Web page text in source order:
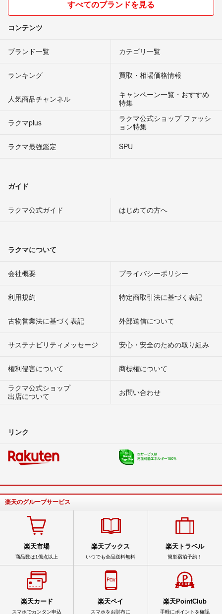
すべてのブランドを見る
コンテンツ
ブランド一覧 カテゴリ一覧
ランキング 買取・相場価格情報
人気商品チャンネル
キャンペーン一覧・おすすめ
特集
ラクマplus
ラクマ公式ショップ ファッシ
ョン特集
ラクマ最強鑑定
SPU
ガイド
ラクマ公式ガイド はじめての方へ
ラクマについて
会社概要 プライバシーポリシー
利用規約 特定商取引法に基づく表記
古物営業法に基づく表記 外部送信について
サステナビリティメッセージ 安心・安全のための取り組み
権利侵害について
商標権について
ラクマ公式ショップ
出店について
お問い合わせ
リンク
楽天のグループサービス
楽天市場
商品数は1億点以上
楽天ブックス
いつでも全品送料無料
楽天トラベル
簡単宿泊予約！
楽天カード
スマホでカンタン申込
楽天ペイ
スマホをお財布に
楽天PointClub
手軽にポイントを確認